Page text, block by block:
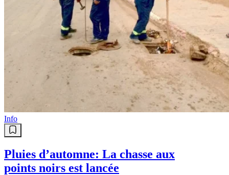
Info
Pluies d’automne: La chasse aux
points noirs est lancée